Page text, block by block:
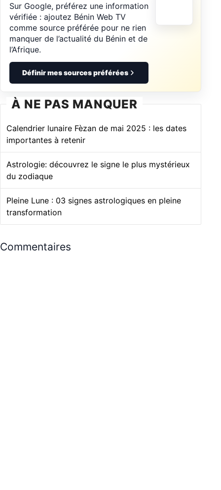
Sur Google, préférez une information
vérifiée : ajoutez Bénin Web TV
comme source préférée pour ne rien
manquer de l’actualité du Bénin et de
l’Afrique.
Définir mes sources préférées
À NE PAS MANQUER
Calendrier lunaire Fèzan de mai 2025 : les dates
importantes à retenir
Astrologie: découvrez le signe le plus mystérieux
du zodiaque
Pleine Lune : 03 signes astrologiques en pleine
transformation
Commentaires